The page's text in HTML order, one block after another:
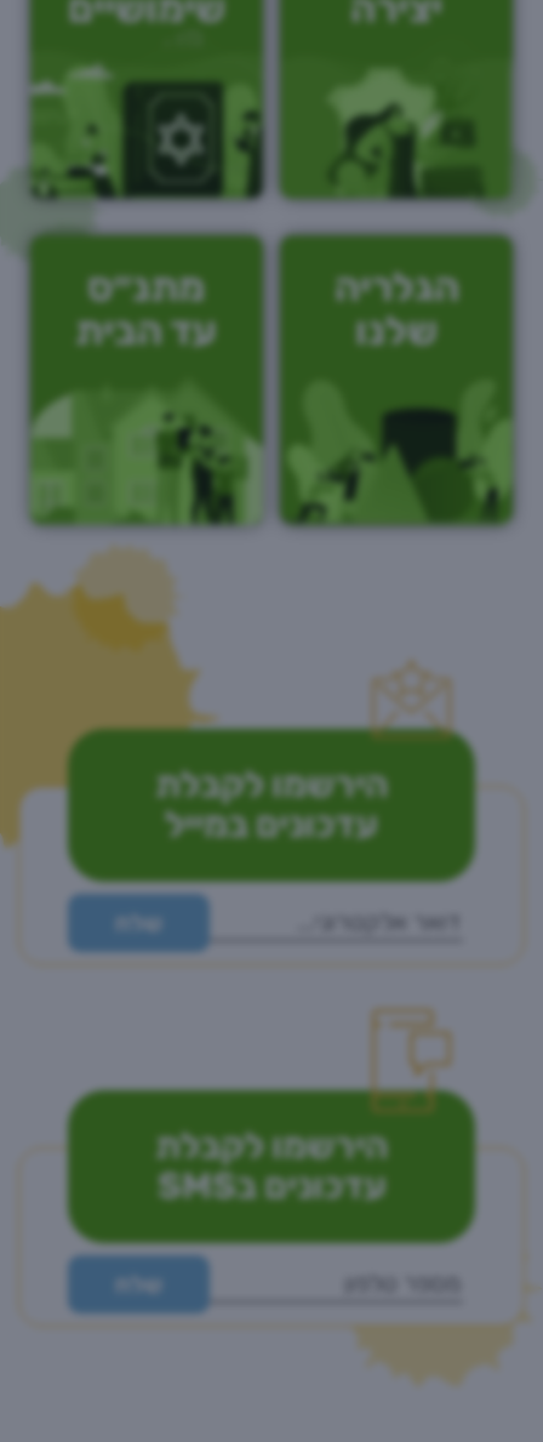
הגלריה
שלנו
מתנ״ס
עד הבית
הירשמו לקבלת
עדכונים במייל
הירשמו לקבלת
עדכונים בSMS